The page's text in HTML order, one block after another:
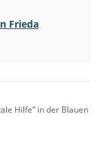
Frieda
Hilfe“ in der Blauen